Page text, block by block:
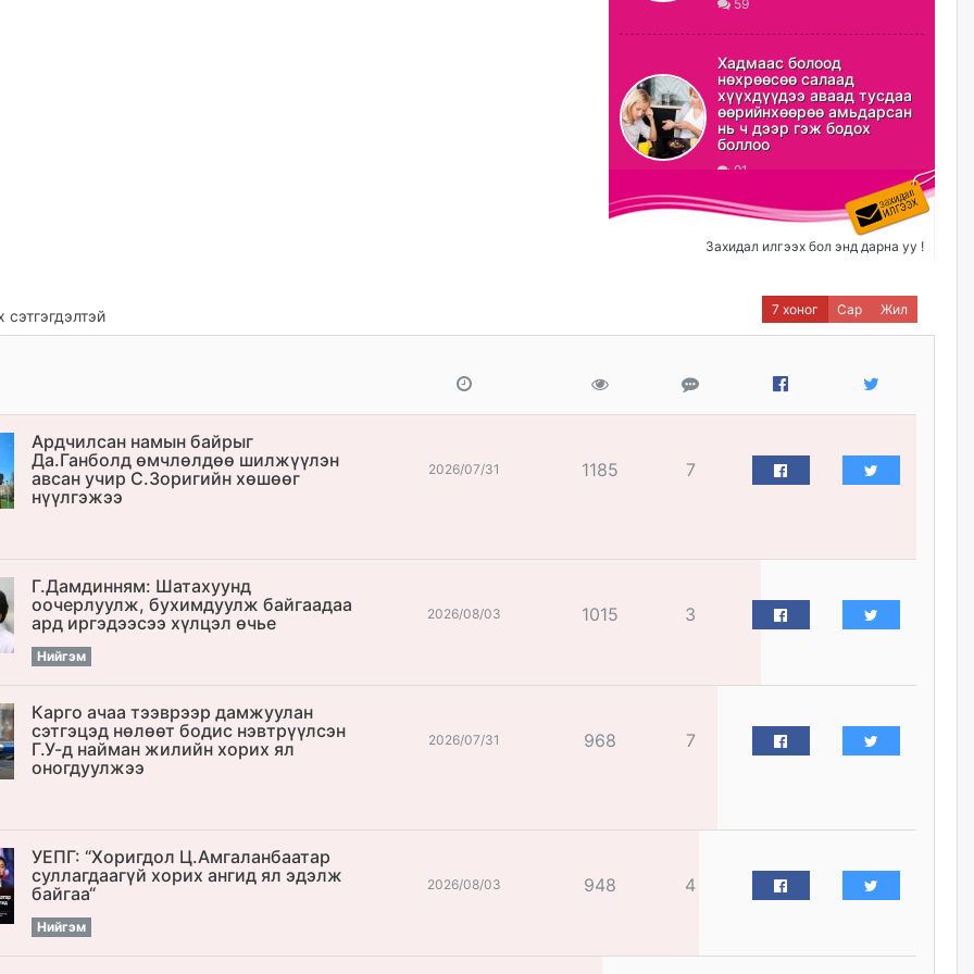
ХЗДХ-ын сайд С.Амарсайхан:
Авлигаар авсан хөрөнгийг
хурааж, нийгмийн сайн
сайхны хөгжилд зориулах
бөгөөд үүнийг хэд хэдэн эрх
бүхий байгууллагаас санал авна
өчигдѳр
Шатахууныг олдож байгаа
газраас нь л авч байна. Үнэ
тарифаас илүү хангамж дээр
анхаарч байна
Ц.Будханд: Дүүгээ гараад
долоон сарын хугацаа
Барилгын салбарын 100
Монгол Улсад 162 вагон - 9720
тонн АИ-92 орж иржээ
долларын санхүүжилтийн
эцсийн гэрээг есдүгээр сард
байгуулбал Тавантолгойн
Ханын материалд эхний
ээлжийн 6 блок орон сууцны
өчигдѳр
59
Хадмаас болоод
нөхрөөсөө салаад
хүүхдүүдээ аваад тусдаа
өөрийнхөөрөө амьдарсан
нь ч дээр гэж бодох
боллоо
91
Захидал илгээх бол энд дарна уу !
7 хоног Сар Жил
Ардчилсан намын байрыг
Да.Ганболд өмчлөлдөө шилжүүлэн
авсан учир С.Зоригийн хөшөөг
нүүлгэжээ
2026/07/31 1185 7
Г.Дамдинням: Шатахуунд
оочерлуулж, бухимдуулж байгаадаа
ард иргэдээсээ хүлцэл өчье
Нийгэм
2026/08/03 1015 3
Карго ачаа тээврээр дамжуулан
сэтгэцэд нөлөөт бодис нэвтрүүлсэн
Г.У-д найман жилийн хорих ял
оногдуулжээ
2026/07/31 968 7
УЕПГ: “Хоригдол Ц.Амгаланбаатар
cуллагдаагүй хорих ангид ял эдэлж
байгаа“
Нийгэм
2026/08/03 948 4